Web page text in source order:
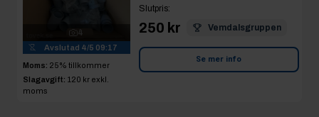
4
Avslutad 4/5 09:17
Moms: 25% tillkommer
Slagavgift: 120 kr exkl.
moms
Slutpris:
250 kr Vemdalsgruppen
Se mer info